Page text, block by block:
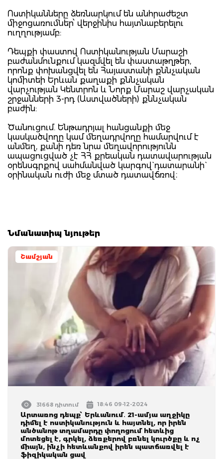
Ոստիկանները ձեռնարկում են անհրաժեշտ
միջոցառումներ՝ վերջինիս հայտնաբերելու
ուղղությամբ:
Դեպքի փաստով Ոստիկանության Մարաշի
բաժանմունքում կազմվել են փաստաթղթեր,
որոնք փոխանցվել են Հայաստանի քննչական
կոմիտեի Երևան քաղաքի քննչական
վարչության Կենտրոն և Նորք Մարաշ վարչական
շրջանների 3-րդ (Աստվածների) քննչական
բաժին:
Ծանուցում. Ենթադրյալ հանցանքի մեջ
կասկածվողը կամ մեղադրվողը համարվում է
անմեղ, քանի դեռ նրա մեղավորությունն
ապացուցված չէ ՀՀ քրեական դատավարության
օրենսգրքով սահմանված կարգով` դատարանի`
օրինական ուժի մեջ մտած դատավճռով։
Նմանատիպ նյութեր
Շամշյան
31668 դիտում 18:46 09-12-2024
Արտառոց դեպք՝ Երևանում․ 21-ամյա աղջիկը
դիմել է ոստիկանություն և հայտնել, որ իրեն
անծանոթ տղամարդը փողոցում հետևից
մոտեցել է, գրկել, ձեռքերով բռնել կուրծքը և ոչ
միայն, ինչի հետևանքով իրեն պատճառվել է
ֆիզիկական ցավ